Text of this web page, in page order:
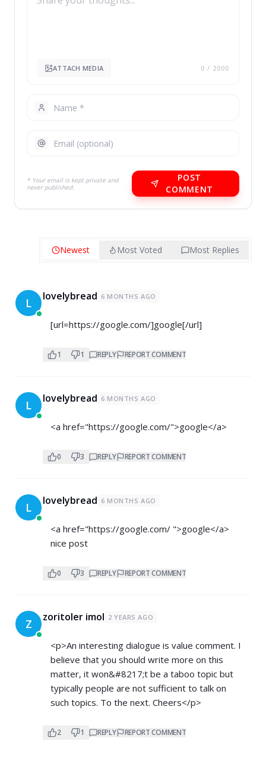
ATTACH MEDIA 0 / 2000
* Your email is kept private and
never published.
POST
COMMENT
Newest Most Voted Most Replies
L lovelybread 6 MONTHS AGO
[url=https://google.com/]google[/url]
1 1 REPLY REPORT COMMENT
L lovelybread 6 MONTHS AGO
<a href="https://google.com/">google</a>
0 3 REPLY REPORT COMMENT
L lovelybread 6 MONTHS AGO
<a href="https://google.com/ ">google</a>
nice post
0 3 REPLY REPORT COMMENT
Z zoritoler imol 2 YEARS AGO
<p>An interesting dialogue is value comment. I
believe that you should write more on this
matter, it won&#8217;t be a taboo topic but
typically people are not sufficient to talk on
such topics. To the next. Cheers</p>
2 1 REPLY REPORT COMMENT